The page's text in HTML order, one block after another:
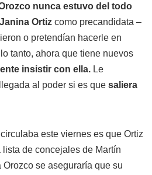
nunca estuvo del todo
Ortiz como precandidata –
o pretendían hacerle en
tanto, ahora que tiene nuevos
insistir con ella. Le
al poder si es que saliera
este viernes es que Ortiz
de concejales de Martín
Orozco se aseguraría que su